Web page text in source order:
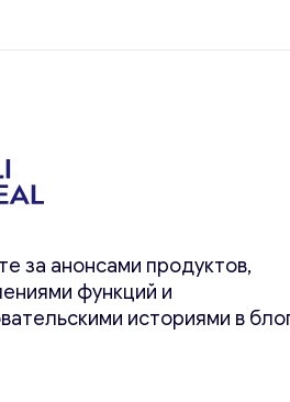
за анонсами продуктов,
функций и
историями в